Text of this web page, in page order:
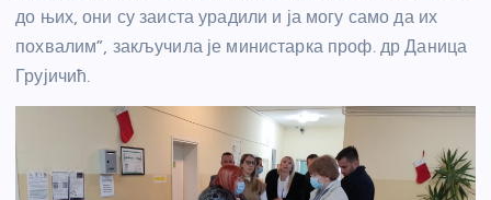
до њих, они су заиста урадили и ја могу само да их
похвалим”, закључила је министарка проф. др Даница
Грујичић.